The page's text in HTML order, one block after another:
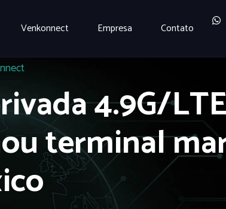
Venkonnect Empresa Contato
4.9G/
terminal